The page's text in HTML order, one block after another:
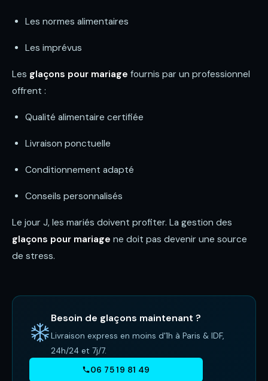
Les normes alimentaires
Les imprévus
Les glaçons pour mariage fournis par un professionnel
offrent :
Qualité alimentaire certifiée
Livraison ponctuelle
Conditionnement adapté
Conseils personnalisés
Le jour J, les mariés doivent profiter. La gestion des
glaçons pour mariage ne doit pas devenir une source
de stress.
Besoin de glaçons maintenant ?
Livraison express en moins d'1h à Paris & IDF,
24h/24 et 7j/7.
06 75 19 81 49